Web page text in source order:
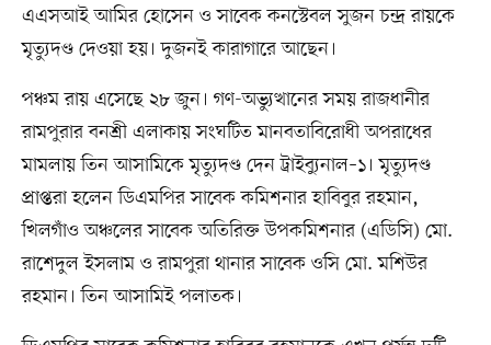
এএসআই আমির হোসেন ও সাবেক কনস্টেবল সুজন চন্দ্র রায়কে
মৃত্যুদণ্ড দেওয়া হয়। দুজনই কারাগারে আছেন।
পঞ্চম রায় এসেছে ২৮ জুন। গণ-অভ্যুত্থানের সময় রাজধানীর
রামপুরার বনশ্রী এলাকায় সংঘটিত মানবতাবিরোধী অপরাধের
মামলায় তিন আসামিকে মৃত্যুদণ্ড দেন ট্রাইব্যুনাল–১। মৃত্যুদণ্ড
প্রাপ্তরা হলেন ডিএমপির সাবেক কমিশনার হাবিবুর রহমান,
খিলগাঁও অঞ্চলের সাবেক অতিরিক্ত উপকমিশনার (এডিসি) মো.
রাশেদুল ইসলাম ও রামপুরা থানার সাবেক ওসি মো. মশিউর
রহমান। তিন আসামিই পলাতক।